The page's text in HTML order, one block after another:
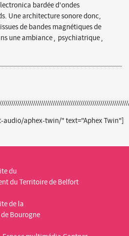
bardée d'ondes
Une architecture sonore donc,
de bandes magnétiques de
une ambiance¸ psychiatrique¸
audio/aphex-twin/" text="Aphex Twin"]
du
du Territoire de Belfort
de la
Bourogne